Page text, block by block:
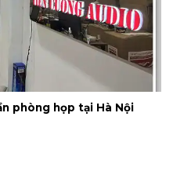
phòng họp tại Hà Nội